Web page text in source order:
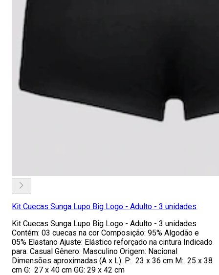
Kit Cuecas Sunga Lupo Big Logo - Adulto - 3 unidades
Kit Cuecas Sunga Lupo Big Logo - Adulto - 3 unidades
Contém: 03 cuecas na cor Composição: 95% Algodão e
05% Elastano Ajuste: Elástico reforçado na cintura Indicado
para: Casual Gênero: Masculino Origem: Nacional
Dimensões aproximadas (A x L): P: 23 x 36 cm M: 25 x 38
cm G: 27 x 40 cm GG: 29 x 42 cm